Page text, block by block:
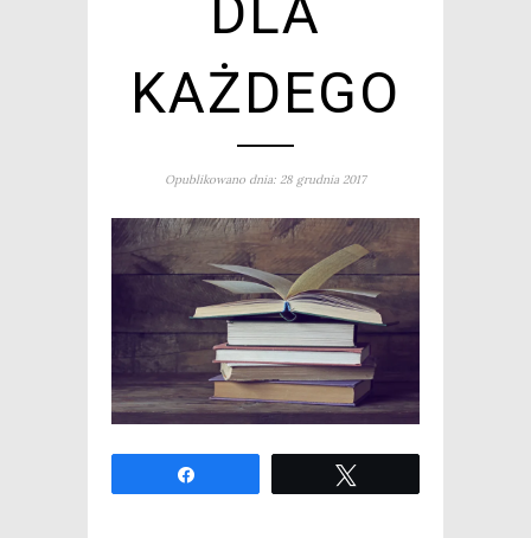
DLA
KAŻDEGO
Opublikowano dnia: 28 grudnia 2017